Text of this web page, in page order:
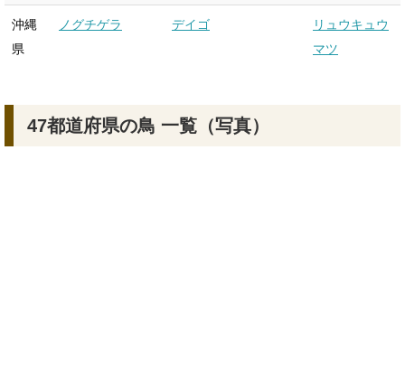
沖縄
県
ノグチゲラ デイゴ
リュウキュウ
マツ
47都道府県の鳥 一覧（写真）